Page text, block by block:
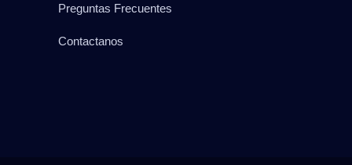
Preguntas Frecuentes
Contactanos